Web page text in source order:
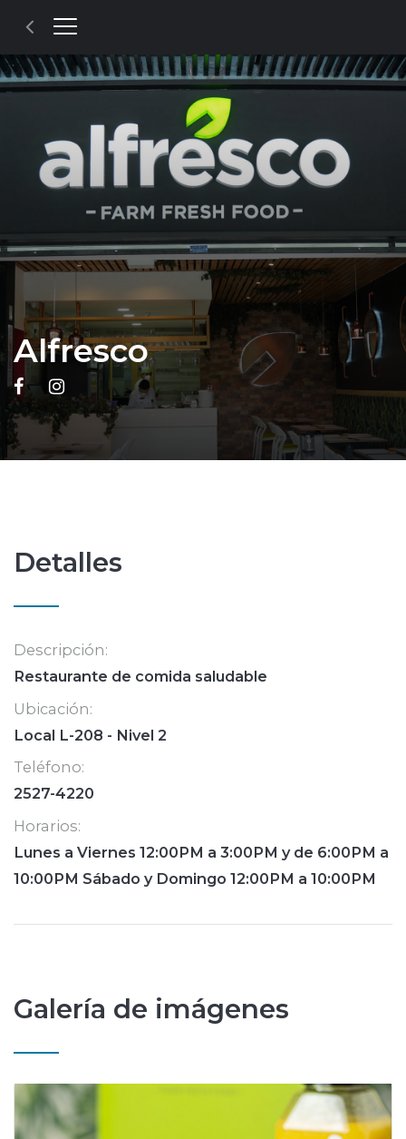
Alfresco
Detalles
Descripción:
Restaurante de comida saludable
Ubicación:
Local L-208 - Nivel 2
Teléfono:
2527-4220
Horarios:
Lunes a Viernes 12:00PM a 3:00PM y de 6:00PM a
10:00PM Sábado y Domingo 12:00PM a 10:00PM
Galería de imágenes